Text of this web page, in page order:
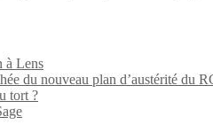
à Lens
du nouveau plan d’austérité du
tort ?